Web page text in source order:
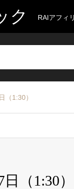
ク RAIアフィ
（1:30）
（1:30）